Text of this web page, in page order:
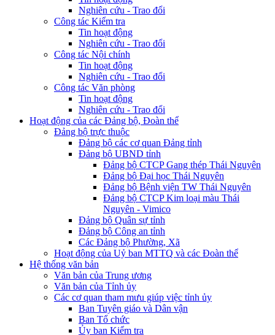
Nghiên cứu - Trao đổi
Công tác Kiểm tra
Tin hoạt động
Nghiên cứu - Trao đổi
Công tác Nội chính
Tin hoạt động
Nghiên cứu - Trao đổi
Công tác Văn phòng
Tin hoạt động
Nghiên cứu - Trao đổi
Hoạt động của các Đảng bộ, Đoàn thể
Đảng bộ trực thuộc
Đảng bộ các cơ quan Đảng tỉnh
Đảng bộ UBND tỉnh
Đảng bộ CTCP Gang thép Thái Nguyên
Đảng bộ Đại học Thái Nguyên
Đảng bộ Bệnh viện TW Thái Nguyên
Đảng bộ CTCP Kim loại màu Thái
Nguyên - Vimico
Đảng bộ Quân sự tỉnh
Đảng bộ Công an tỉnh
Các Đảng bộ Phường, Xã
Hoạt động của Uỷ ban MTTQ và các Đoàn thể
Hệ thống văn bản
Văn bản của Trung ương
Văn bản của Tỉnh ủy
Các cơ quan tham mưu giúp việc tỉnh ủy
Ban Tuyên giáo và Dân vận
Ban Tổ chức
Ủy ban Kiểm tra